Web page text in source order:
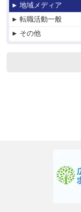
地域メディア
転職活動一般
その他